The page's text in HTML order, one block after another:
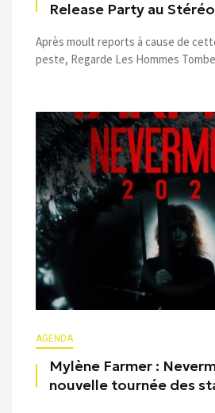
Release Party au
Après moult reports à cause de
peste, Regarde Les Hommes
AGENDA
Mylène Farmer :
nouvelle tournée des